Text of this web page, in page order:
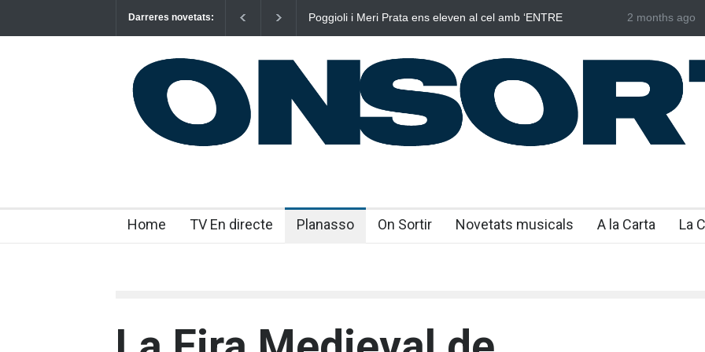
Darreres novetats:
Poggioli i Meri Prata ens eleven al cel amb ‘ENTRE
Joana Dark i
2 months ago
Home TV En directe Planasso On Sortir Novetats musicals A la Carta La